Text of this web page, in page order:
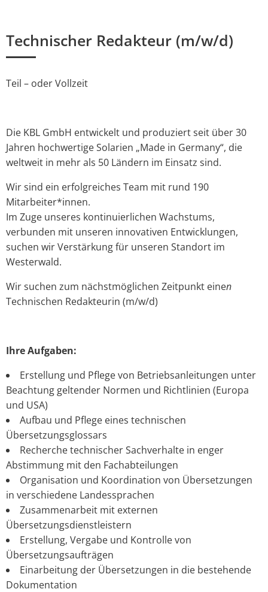
Technischer Redakteur (m/w/d)
Teil – oder Vollzeit
Die KBL GmbH entwickelt und produziert seit über 30
Jahren hochwertige Solarien „Made in Germany“, die
weltweit in mehr als 50 Ländern im Einsatz sind.
Wir sind ein erfolgreiches Team mit rund 190
Mitarbeiter*innen.
Im Zuge unseres kontinuierlichen Wachstums,
verbunden mit unseren innovativen Entwicklungen,
suchen wir Verstärkung für unseren Standort im
Westerwald.
Wir suchen zum nächstmöglichen Zeitpunkt einen
Technischen Redakteurin (m/w/d)
Ihre Aufgaben:
Erstellung und Pflege von Betriebsanleitungen unter
Beachtung geltender Normen und Richtlinien (Europa
und USA)
Aufbau und Pflege eines technischen
Übersetzungsglossars
Recherche technischer Sachverhalte in enger
Abstimmung mit den Fachabteilungen
Organisation und Koordination von Übersetzungen
in verschiedene Landessprachen
Zusammenarbeit mit externen
Übersetzungsdienstleistern
Erstellung, Vergabe und Kontrolle von
Übersetzungsaufträgen
Einarbeitung der Übersetzungen in die bestehende
Dokumentation